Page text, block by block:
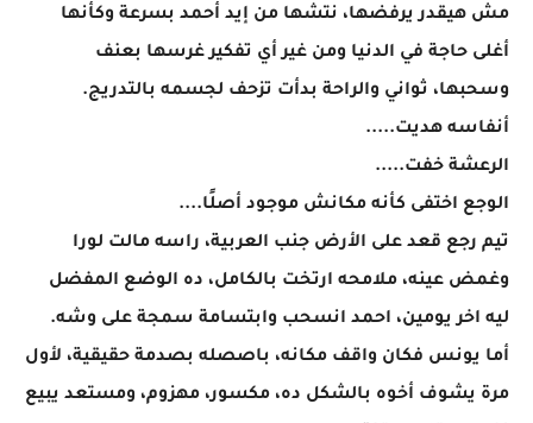
مش هيقدر يرفضها، نتشها من إيد أحمد بسرعة وكأنها
أغلى حاجة في الدنيا ومن غير أي تفكير غرسها بعنف
وسحبها، ثواني والراحة بدأت تزحف لجسمه بالتدريج.
أنفاسه هديت.....
الرعشة خفت.....
الوجع اختفى كأنه مكانش موجود أصلًا....
تيم رجع قعد على الأرض جنب العربية، راسه مالت لورا
وغمض عينه، ملامحه ارتخت بالكامل، ده الوضع المفضل
ليه اخر يومين، احمد انسحب وابتسامة سمجة على وشه.
أما يونس فكان واقف مكانه، باصصله بصدمة حقيقية، لأول
مرة يشوف أخوه بالشكل ده، مكسور، مهزوم، ومستعد يبيع